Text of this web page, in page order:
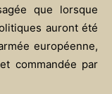
que lorsque
auront été
européenne,
commandée par